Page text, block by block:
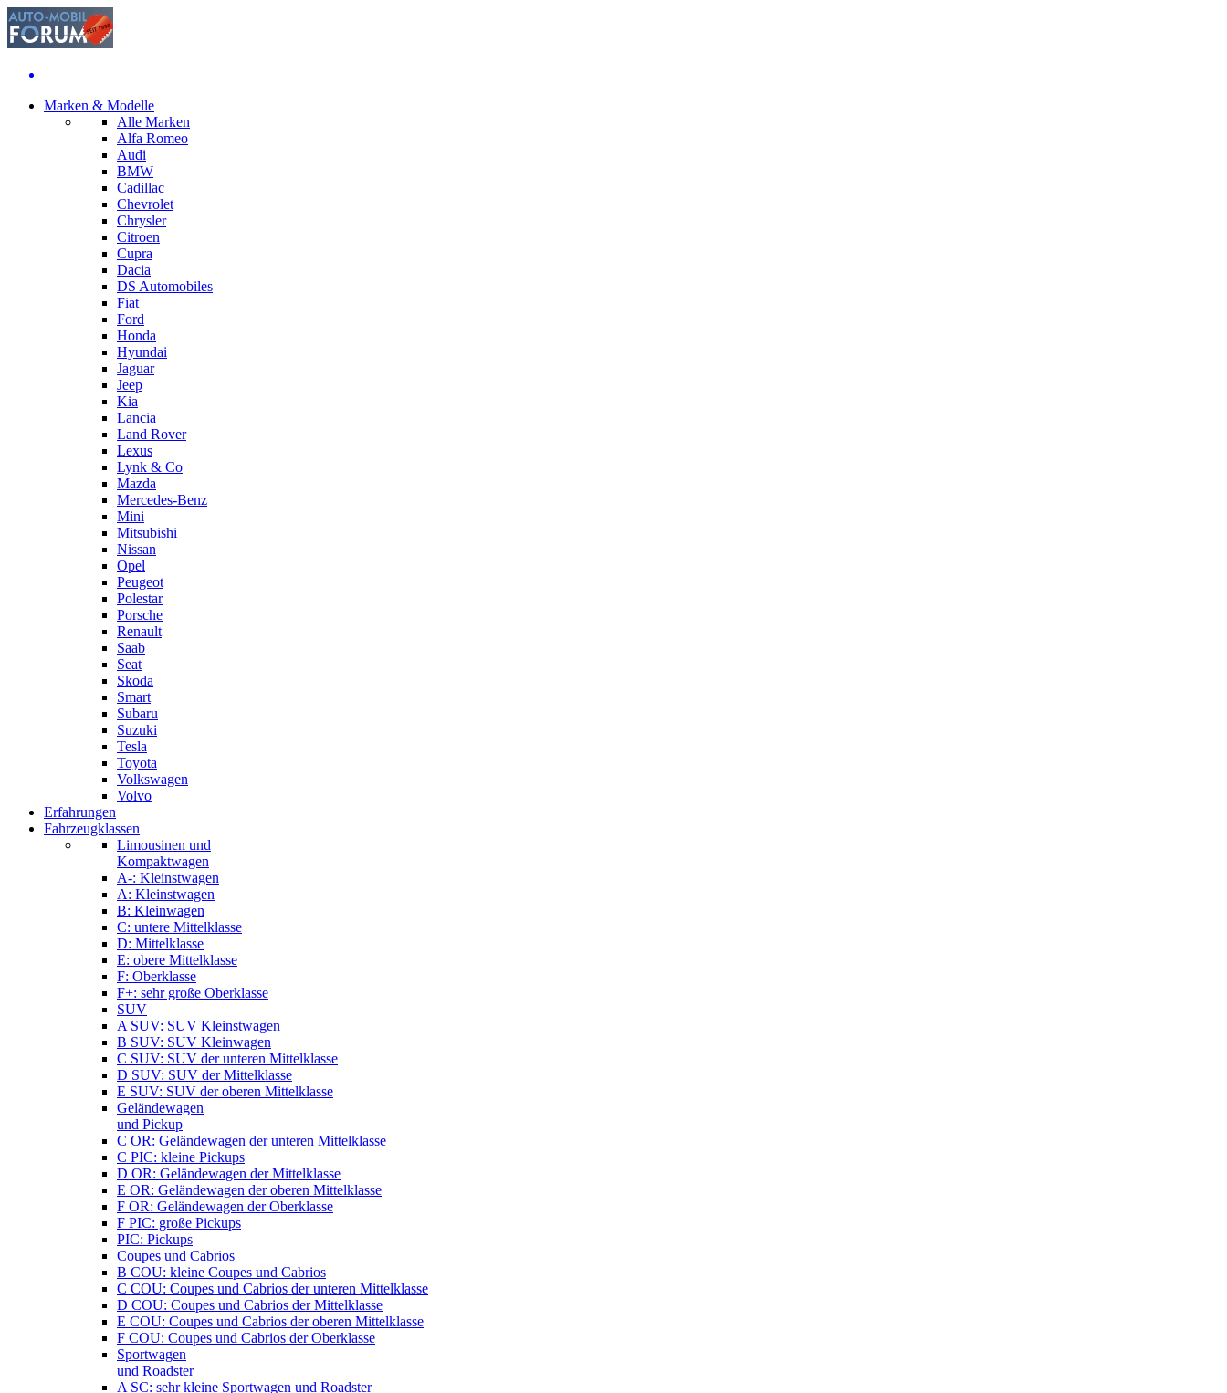
Marken & Modelle
Alle Marken
Alfa Romeo
Audi
BMW
Cadillac
Chevrolet
Chrysler
Citroen
Cupra
Dacia
DS Automobiles
Fiat
Ford
Honda
Hyundai
Jaguar
Jeep
Kia
Lancia
Land Rover
Lexus
Lynk & Co
Mazda
Mercedes-Benz
Mini
Mitsubishi
Nissan
Opel
Peugeot
Polestar
Porsche
Renault
Saab
Seat
Skoda
Smart
Subaru
Suzuki
Tesla
Toyota
Volkswagen
Volvo
Erfahrungen
Fahrzeugklassen
Limousinen und
Kompaktwagen
A-: Kleinstwagen
A: Kleinstwagen
B: Kleinwagen
C: untere Mittelklasse
D: Mittelklasse
E: obere Mittelklasse
F: Oberklasse
F+: sehr große Oberklasse
SUV
A SUV: SUV Kleinstwagen
B SUV: SUV Kleinwagen
C SUV: SUV der unteren Mittelklasse
D SUV: SUV der Mittelklasse
E SUV: SUV der oberen Mittelklasse
Geländewagen
und Pickup
C OR: Geländewagen der unteren Mittelklasse
C PIC: kleine Pickups
D OR: Geländewagen der Mittelklasse
E OR: Geländewagen der oberen Mittelklasse
F OR: Geländewagen der Oberklasse
F PIC: große Pickups
PIC: Pickups
Coupes und Cabrios
B COU: kleine Coupes und Cabrios
C COU: Coupes und Cabrios der unteren Mittelklasse
D COU: Coupes und Cabrios der Mittelklasse
E COU: Coupes und Cabrios der oberen Mittelklasse
F COU: Coupes und Cabrios der Oberklasse
Sportwagen
und Roadster
A SC: sehr kleine Sportwagen und Roadster